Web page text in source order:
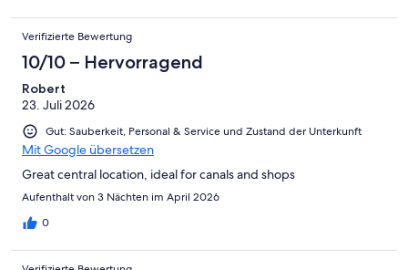
Verifizierte Bewertung
10/10 – Hervorragend
Robert
23. Juli 2026
Gut: Sauberkeit, Personal & Service und Zustand der Unterkunft
Mit Google übersetzen
Great central location, ideal for canals and shops
Aufenthalt von 3 Nächten im April 2026
0